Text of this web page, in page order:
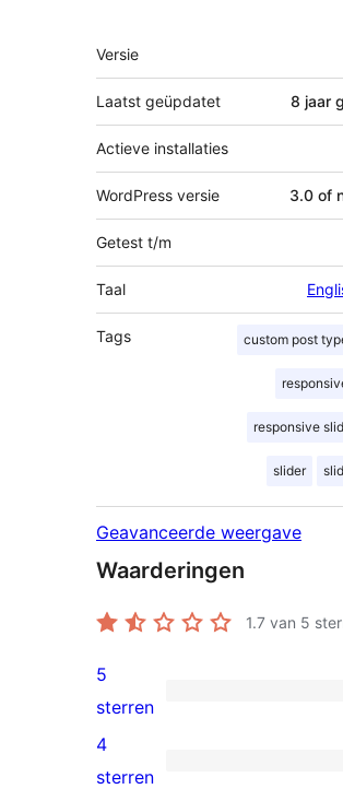
Meta
Versie
Laatst geüpdatet 8 jaar
Actieve installaties
WordPress versie 3.0 of
Getest t/m
Taal
Tags custom post
responsive
slider
Geavanceerde weergave
Waarderingen
1.7 van 5
0
5
sterren
5
sterren
0
4
sterren